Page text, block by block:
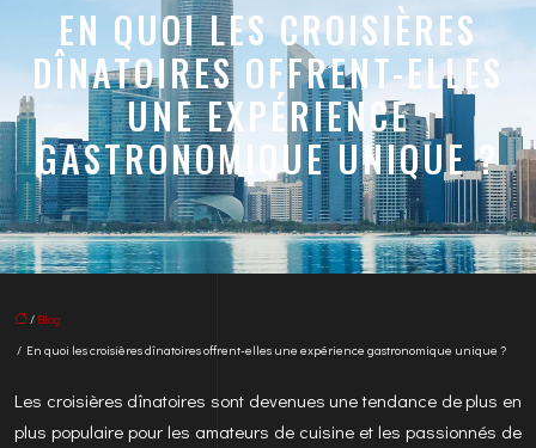
EN QUOI LES CROISIÈRES
DÎNATOIRES OFFRENT-ELLES
UNE EXPÉRIENCE
GASTRONOMIQUE UNIQUE ?
/ Blog
/ En quoi les croisières dînatoires offrent-elles une expérience gastronomique unique ?
Les croisières dînatoires sont devenues une tendance de plus en
plus populaire pour les amateurs de cuisine et les passionnés de